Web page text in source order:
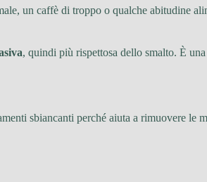
un caffè di troppo o qualche abitudine
, quindi più rispettosa dello smalto. È
sbiancanti perché aiuta a rimuovere